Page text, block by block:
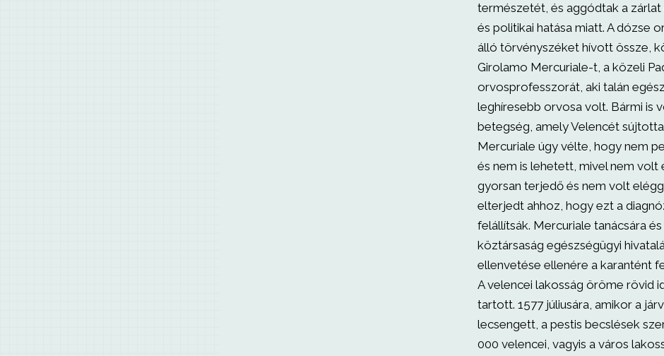
természetét, és aggódtak a zárlat
és politikai hatása miatt. A dózse
álló törvényszéket hívott össze,
Girolamo Mercuriale-t, a közeli
orvosprofesszorát, aki talán
leghíresebb orvosa volt. Bármi is
betegség, amely Velencét
Mercuriale úgy vélte, hogy nem
és nem is lehetett, mivel nem volt
gyorsan terjedő és nem volt
elterjedt ahhoz, hogy ezt a
felállítsák. Mercuriale tanácsára és
köztársaság egészségügyi
ellenvetése ellenére a karantént
A velencei lakosság öröme rövid
tartott. 1577 júliusára, amikor a
lecsengett, a pestis becslések
000 velencei, vagyis a város